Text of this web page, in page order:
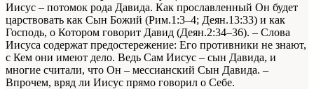
Иисус – потомок рода Давида. Как прославленный Он будет
царствовать как Сын Божий (Рим.1:3–4; Деян.13:33) и как
Господь, о Котором говорит Давид (Деян.2:34–36). – Слова
Иисуса содержат предостережение: Его противники не знают,
с Кем они имеют дело. Ведь Сам Иисус – сын Давида, и
многие считали, что Он – мессианский Сын Давида. –
Впрочем, вряд ли Иисус прямо говорил о Себе.